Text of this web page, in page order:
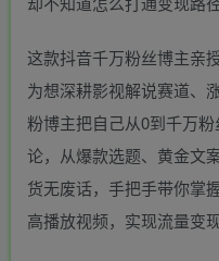
这款抖音千万粉丝博主亲
为想深耕影视解说赛道、
粉博主把自己从0到千万
论，从爆款选题、黄金文
货无废话，手把手带你掌
高播放视频，实现流量变现